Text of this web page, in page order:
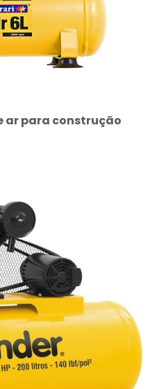
ar para construção